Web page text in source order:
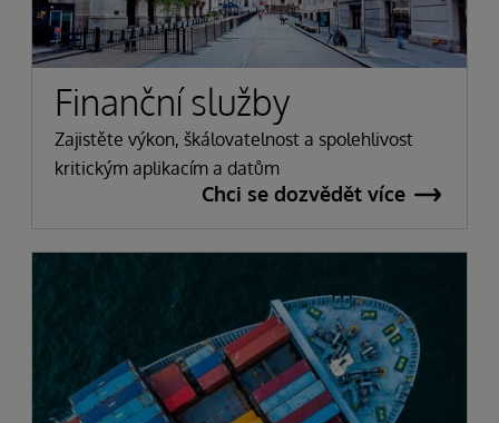
Finanční služby
Zajistěte výkon, škálovatelnost a spolehlivost
kritickým aplikacím a datům
Chci se dozvědět více